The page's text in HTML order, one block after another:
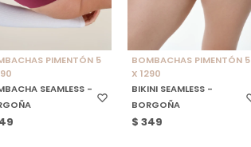
TALLE
PIMENTÓN 5
SEAMLESS -
SELECCIONAR TALLE
BOMBACHAS PIMENTÓN 5
X 1290
BIKINI SEAMLESS -
BORGOÑA
$ 349